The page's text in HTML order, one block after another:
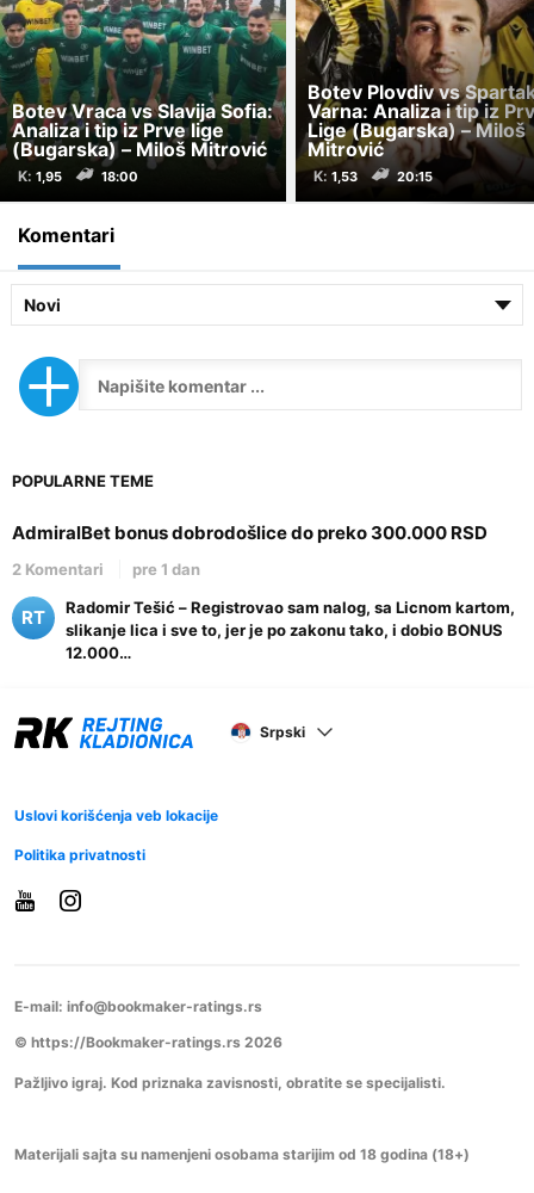
Botev Vraca vs Slavija Sofia:
Analiza i tip iz Prve lige
(Bugarska) – Miloš Mitrović
K: 18:00
Botev Plovdiv vs
Varna: Analiza i tip iz
Lige (Bugarska) – Miloš
Mitrović
K: 20:15
Komentari
Novi
POPULARNE TEME
AdmiralBet bonus dobrodošlice do preko 300.000 RSD
2 Komentari pre 1 dan
RT Radomir Tešić – Registrovao sam nalog, sa Licnom kartom,
slikanje lica i sve to, jer je po zakonu tako, i dobio BONUS
12.000…
Srpski
Uslovi korišćenja veb lokacije
Politika privatnosti
E-mail: info@bookmaker-ratings.rs
© https://Bookmaker-ratings.rs 2026
Pažljivo igraj. Kod priznaka zavisnosti, obratite se specijalisti.
Materijali sajta su namenjeni osobama starijim od 18 godina (18+)